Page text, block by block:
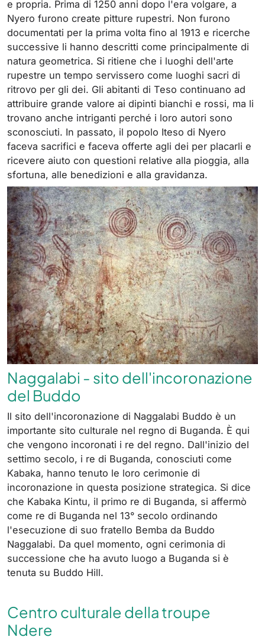
e propria. Prima di 1250 anni dopo l'era volgare, a
Nyero furono create pitture rupestri. Non furono
documentati per la prima volta fino al 1913 e ricerche
successive li hanno descritti come principalmente di
natura geometrica. Si ritiene che i luoghi dell'arte
rupestre un tempo servissero come luoghi sacri di
ritrovo per gli dei. Gli abitanti di Teso continuano ad
attribuire grande valore ai dipinti bianchi e rossi, ma li
trovano anche intriganti perché i loro autori sono
sconosciuti. In passato, il popolo Iteso di Nyero
faceva sacrifici e faceva offerte agli dei per placarli e
ricevere aiuto con questioni relative alla pioggia, alla
sfortuna, alle benedizioni e alla gravidanza.
Naggalabi - sito dell'incoronazione
del Buddo
Il sito dell'incoronazione di Naggalabi Buddo è un
importante sito culturale nel regno di Buganda. È qui
che vengono incoronati i re del regno. Dall'inizio del
settimo secolo, i re di Buganda, conosciuti come
Kabaka, hanno tenuto le loro cerimonie di
incoronazione in questa posizione strategica. Si dice
che Kabaka Kintu, il primo re di Buganda, si affermò
come re di Buganda nel 13° secolo ordinando
l'esecuzione di suo fratello Bemba da Buddo
Naggalabi. Da quel momento, ogni cerimonia di
successione che ha avuto luogo a Buganda si è
tenuta su Buddo Hill.
Centro culturale della troupe
Ndere